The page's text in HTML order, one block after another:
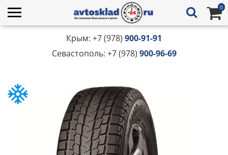
0
Крым: +7 (978) 900-91-91
Севастополь: +7 (978) 900-96-69